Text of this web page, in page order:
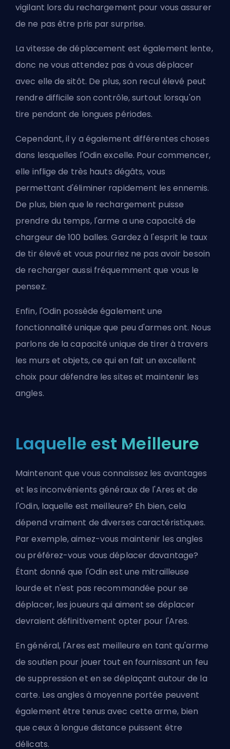
vigilant lors du rechargement pour vous assurer
de ne pas être pris par surprise.
La vitesse de déplacement est également lente,
donc ne vous attendez pas à vous déplacer
avec elle de sitôt. De plus, son recul élevé peut
rendre difficile son contrôle, surtout lorsqu'on
tire pendant de longues périodes.
Cependant, il y a également différentes choses
dans lesquelles l'Odin excelle. Pour commencer,
elle inflige de très hauts dégâts, vous
permettant d'éliminer rapidement les ennemis.
De plus, bien que le rechargement puisse
prendre du temps, l'arme a une capacité de
chargeur de 100 balles. Gardez à l'esprit le taux
de tir élevé et vous pourriez ne pas avoir besoin
de recharger aussi fréquemment que vous le
pensez.
Enfin, l'Odin possède également une
fonctionnalité unique que peu d'armes ont. Nous
parlons de la capacité unique de tirer à travers
les murs et objets, ce qui en fait un excellent
choix pour défendre les sites et maintenir les
angles.
Laquelle est Meilleure
Maintenant que vous connaissez les avantages
et les inconvénients généraux de l'Ares et de
l'Odin, laquelle est meilleure? Eh bien, cela
dépend vraiment de diverses caractéristiques.
Par exemple, aimez-vous maintenir les angles
ou préférez-vous vous déplacer davantage?
Étant donné que l'Odin est une mitrailleuse
lourde et n'est pas recommandée pour se
déplacer, les joueurs qui aiment se déplacer
devraient définitivement opter pour l'Ares.
En général, l'Ares est meilleure en tant qu'arme
de soutien pour jouer tout en fournissant un feu
de suppression et en se déplaçant autour de la
carte. Les angles à moyenne portée peuvent
également être tenus avec cette arme, bien
que ceux à longue distance puissent être
délicats.